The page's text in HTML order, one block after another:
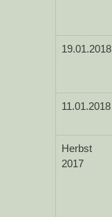
19.01.2018
11.01.2018
Herbst
2017